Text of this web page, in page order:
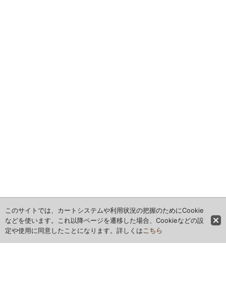
このサイトでは、カートシステムや利用状況の把握のためにCookie
などを使います。これ以降ページを遷移した場合、Cookieなどの設
定や使用に同意したことになります。詳しくはこちら